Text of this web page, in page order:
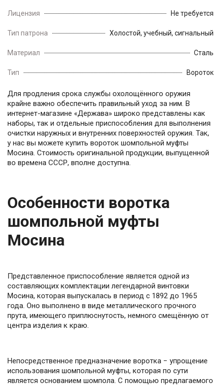
Лицензия Не требуется
Тип патрона Холостой, учебный, сигнальный
Материал Сталь
Тип Вороток
Для продления срока службы охолощённого оружия
крайне важно обеспечить правильный уход за ним. В
интернет-магазине «Держава» широко представлены как
наборы, так и отдельные приспособления для выполнения
очистки наружных и внутренних поверхностей оружия. Так,
у нас вы можете купить вороток шомпольной муфты
Мосина. Стоимость оригинальной продукции, выпущенной
во времена СССР, вполне доступна.
Особенности воротка
шомпольной муфты
Мосина
Представленное приспособление является одной из
составляющих комплектации легендарной винтовки
Мосина, которая выпускалась в период с 1892 до 1965
года. Оно выполнено в виде металлического прочного
прута, имеющего приплюснутость, немного смещённую от
центра изделия к краю.
Непосредственное предназначение воротка − упрощение
использования шомпольной муфты, которая по сути
является основанием шомпола. С помощью предлагаемого